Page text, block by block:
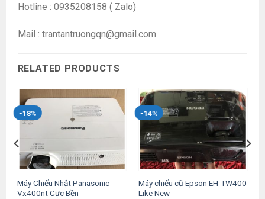
Hotline : 0935208158 ( Zalo)
Mail : trantantruongqn@gmail.com
RELATED PRODUCTS
-18%
Máy Chiếu Nhật Panasonic
Vx400nt Cực Bền
-14%
Máy chiếu cũ Epson EH-TW400
Like New